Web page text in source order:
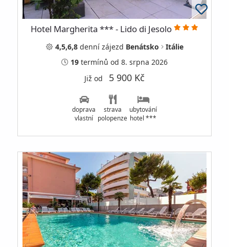
Hotel Margherita *** - Lido di Jesolo
4,5,6,8dennízájezd Benátsko
Itálie
19 termínů od 8. srpna 2026
Již od 5 900 Kč
doprava
vlastní
strava
polopenze
ubytování
hotel ***